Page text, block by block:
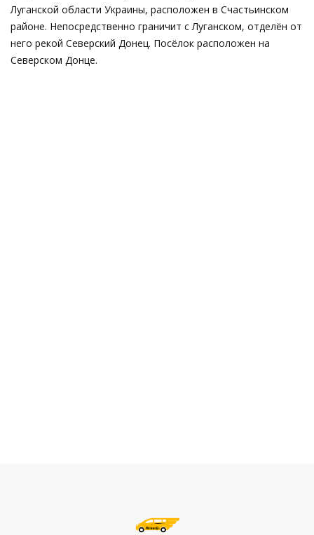
Луганской области Украины, расположен в Счастьинском
районе. Непосредственно граничит с Луганском, отделён от
него рекой Северский Донец. Посёлок расположен на
Северском Донце.